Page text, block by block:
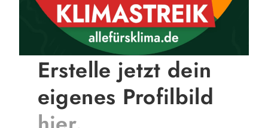
Erstelle jetzt dein
eigenes Profilbild